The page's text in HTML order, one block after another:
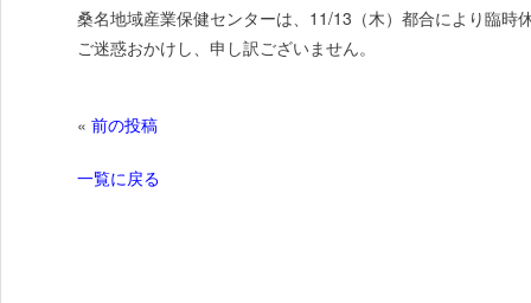
桑名地域産業保健センターは、11/13（木）都合により臨時
ご迷惑おかけし、申し訳ございません。
« 前の投稿
一覧に戻る